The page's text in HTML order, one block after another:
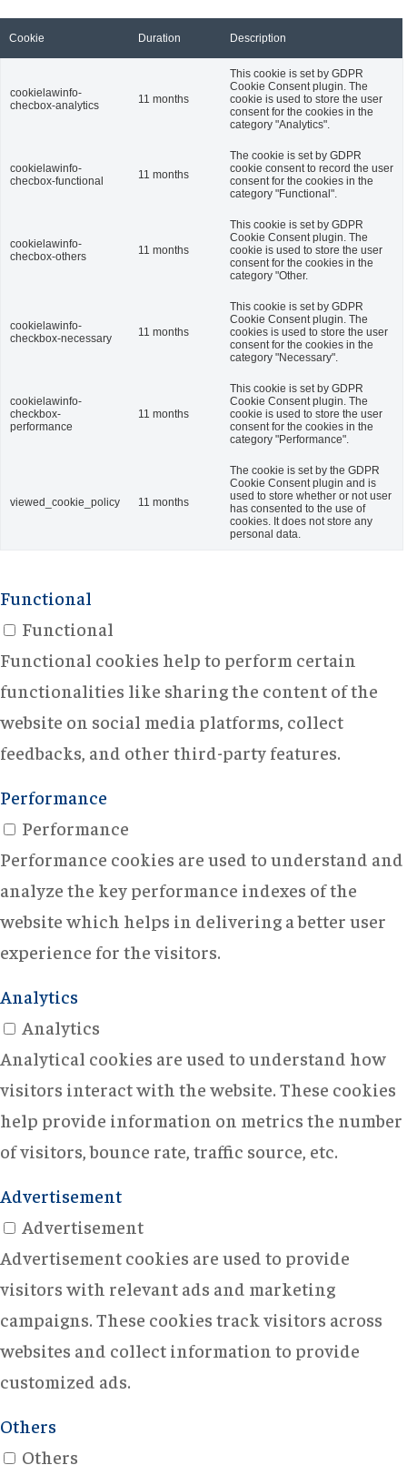
Cookie Duration Description
cookielawinfo-
checbox-analytics
11 months
This cookie is set by GDPR
Cookie Consent plugin. The
cookie is used to store the user
consent for the cookies in the
category "Analytics".
cookielawinfo-
checbox-functional
11 months
The cookie is set by GDPR
cookie consent to record the user
consent for the cookies in the
category "Functional".
cookielawinfo-
checbox-others
11 months
This cookie is set by GDPR
Cookie Consent plugin. The
cookie is used to store the user
consent for the cookies in the
category "Other.
cookielawinfo-
checkbox-necessary
11 months
This cookie is set by GDPR
Cookie Consent plugin. The
cookies is used to store the user
consent for the cookies in the
category "Necessary".
cookielawinfo-
checkbox-
performance
11 months
This cookie is set by GDPR
Cookie Consent plugin. The
cookie is used to store the user
consent for the cookies in the
category "Performance".
viewed_cookie_policy 11 months
The cookie is set by the GDPR
Cookie Consent plugin and is
used to store whether or not user
has consented to the use of
cookies. It does not store any
personal data.
Functional
Functional
Functional cookies help to perform certain
functionalities like sharing the content of the
website on social media platforms, collect
feedbacks, and other third-party features.
Performance
Performance
Performance cookies are used to understand and
analyze the key performance indexes of the
website which helps in delivering a better user
experience for the visitors.
Analytics
Analytics
Analytical cookies are used to understand how
visitors interact with the website. These cookies
help provide information on metrics the number
of visitors, bounce rate, traffic source, etc.
Advertisement
Advertisement
Advertisement cookies are used to provide
visitors with relevant ads and marketing
campaigns. These cookies track visitors across
websites and collect information to provide
customized ads.
Others
Others